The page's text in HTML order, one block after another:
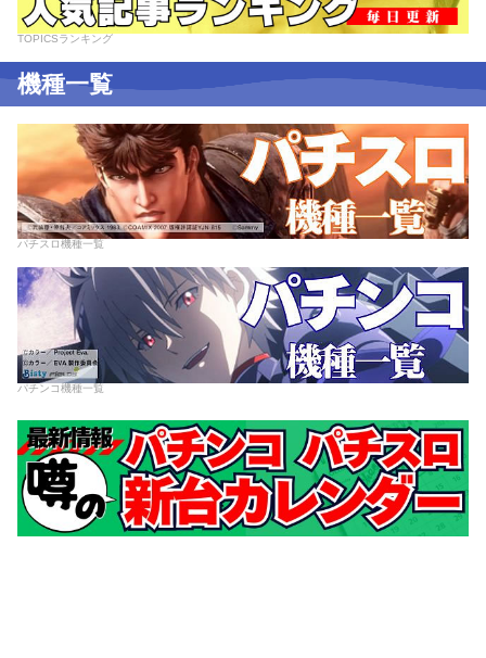
TOPICSランキング
機種一覧
パチスロ機種一覧
パチンコ機種一覧